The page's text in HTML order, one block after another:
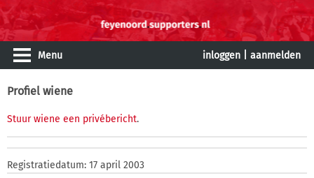
Menu inloggen aanmelden
Profiel wiene
Stuur wiene een privébericht.
Registratiedatum: 17 april 2003